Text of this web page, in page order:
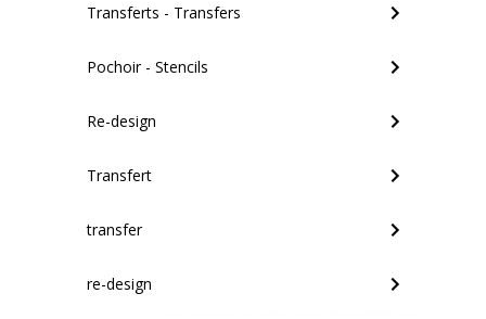
Transferts - Transfers
Pochoir - Stencils
Re-design
Transfert
transfer
re-design